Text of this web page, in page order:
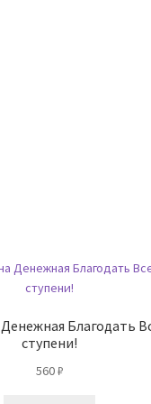
Благодать
ступени!
560₽